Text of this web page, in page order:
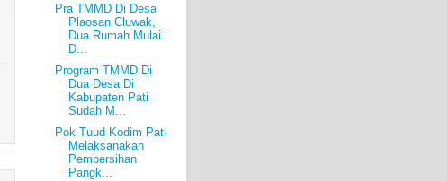
Pra TMMD Di Desa
Plaosan Cluwak,
Dua Rumah Mulai
D...
Program TMMD Di
Dua Desa Di
Kabupaten Pati
Sudah M...
Pok Tuud Kodim Pati
Melaksanakan
Pembersihan
Pangk...